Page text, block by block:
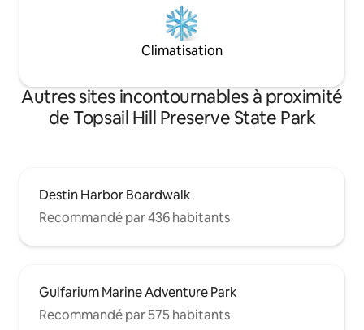
Climatisation
Autres sites incontournables à proximité
de Topsail Hill Preserve State Park
Destin Harbor Boardwalk
Recommandé par 436 habitants
Gulfarium Marine Adventure Park
Recommandé par 575 habitants